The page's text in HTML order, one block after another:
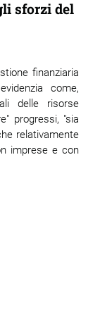
sforzi del
finanziaria
come,
delle risorse
progressi, "sia
relativamente
imprese e con